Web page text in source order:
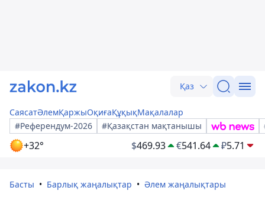
Қаз
СаясатӘлемҚаржыОқиғаҚұқықМақалалар
#Референдум-2026
#Қазақстан мақтанышы
+32° $469.93 €541.64 ₽5.71
Басты Барлық жаңалықтар Әлем жаңалықтары